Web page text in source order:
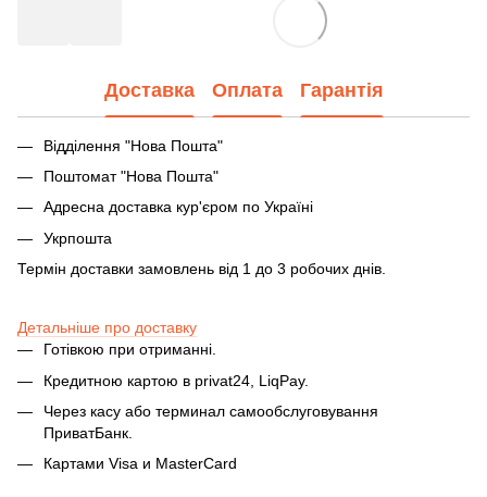
Доставка Оплата Гарантія
Відділення "Нова Пошта"
Поштомат "Нова Пошта"
Адресна доставка кур'єром по Україні
Укрпошта
Термін доставки замовлень від 1 до 3 робочих днів.
Детальніше про доставку
Готівкою при отриманні.
Кредитною картою в privat24, LiqPay.
Через касу або терминал самообслуговування
ПриватБанк.
Картами Visa и MasterCard